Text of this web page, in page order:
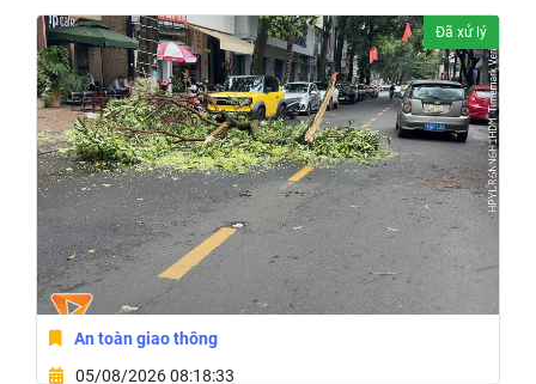
Cửa Hàng, 319, Đường Lê Hồng Phong, Phường Buôn
Ma Thuột, Tỉnh Đắk Lắk
An toàn giao thông
05/08/2026 08:18:33
Đã xử lý